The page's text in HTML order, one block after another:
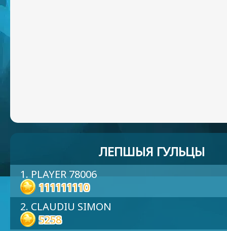
ЛЕПШЫЯ ГУЛЬЦЫ
1. PLAYER 78006
111111110
2. CLAUDIU SIMON
5258